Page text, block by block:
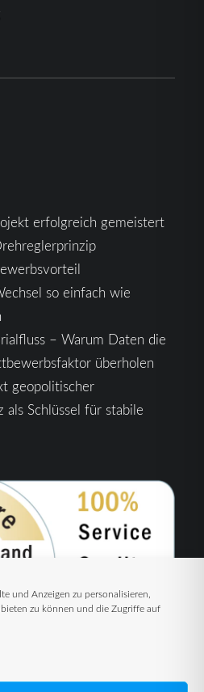
und Anzeigen zu personalisieren,
zu können und die Zugriffe auf
erfolgreich gemeistert
so einfach wie
– Warum Daten die
überholen
geopolitischer
als Schlüssel für stabile